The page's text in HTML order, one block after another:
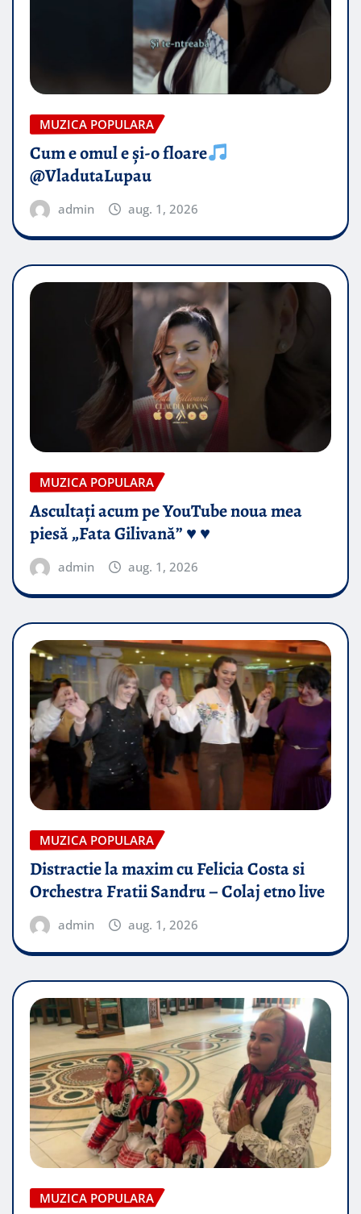
MUZICA POPULARA
Cum e omul e și-o floare
@VladutaLupau
admin aug. 1, 2026
MUZICA POPULARA
Ascultați acum pe YouTube noua mea
piesă „Fata Gilivană” ♥️ ♥️
admin aug. 1, 2026
MUZICA POPULARA
Distractie la maxim cu Felicia Costa si
Orchestra Fratii Sandru – Colaj etno live
admin aug. 1, 2026
MUZICA POPULARA